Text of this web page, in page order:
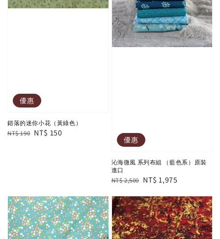
優惠
錯落的迷你小花（黃綠色）
Regular
NT$ 190 Sale
NT$ 150
優惠
沁海微風 系列布組 （藍色系）原裝
進口
Regular
NT$ 2,500 Sale
NT$ 1,975